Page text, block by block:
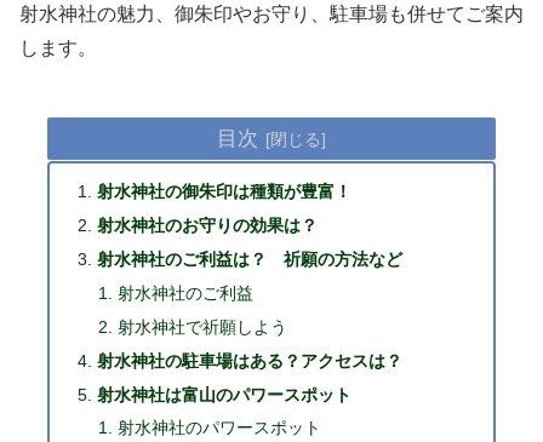
射水神社の魅力、御朱印やお守り、駐車場も併せてご案内
します。
目次
射水神社の御朱印は種類が豊富！
射水神社のお守りの効果は？
射水神社のご利益は？ 祈願の方法など
射水神社のご利益
射水神社で祈願しよう
射水神社の駐車場はある？アクセスは？
射水神社は富山のパワースポット
射水神社のパワースポット